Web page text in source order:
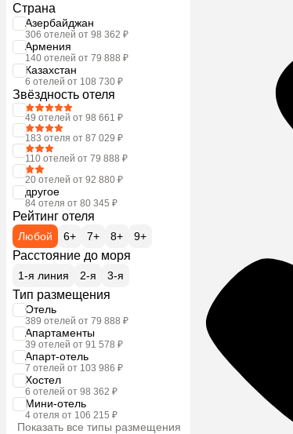
Страна
Азербайджан
306 отелей от 98 362 ₽
Армения
140 отелей от 79 888 ₽
Казахстан
6 отелей от 108 730 ₽
Звёздность отеля
49 отелей от 98 661 ₽
183 отеля от 87 029 ₽
110 отелей от 79 888 ₽
20 отелей от 92 880 ₽
другое
84 отеля от 80 345 ₽
Рейтинг отеля
Любой 6+ 7+ 8+ 9+
Расстояние до моря
1-я линия 2-я 3-я
Тип размещения
Отель
389 отелей от 79 888 ₽
Апартаменты
39 отелей от 91 578 ₽
Апарт-отель
7 отелей от 103 986 ₽
Хостел
6 отелей от 98 362 ₽
Мини-отель
4 отеля от 106 215 ₽
Показать все типы размещения